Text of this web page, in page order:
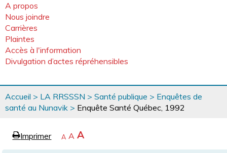
A propos
Nous joindre
Carrières
Plaintes
Accès à l'information
Divulgation d’actes répréhensibles
Vous
êtes
ici
Accueil > LA RRSSSN > Santé publique > Enquêtes de
santé au Nunavik > Enquête Santé Québec, 1992
eImprimerpageRétrécir
A Revenir
à
A Agrandir
la
A